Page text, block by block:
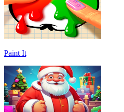
Paint It